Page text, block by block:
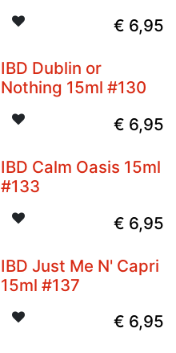
€ 6,95
IBD Dublin or
Nothing 15ml #130
€ 6,95
IBD Calm Oasis 15ml
#133
€ 6,95
IBD Just Me N' Capri
15ml #137
€ 6,95